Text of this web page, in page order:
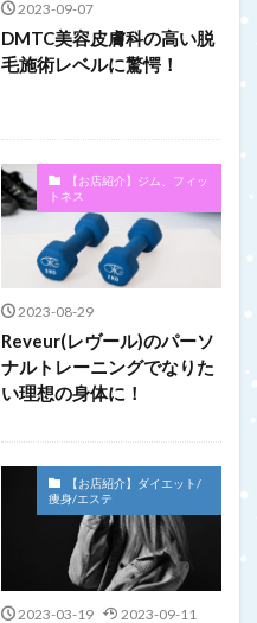
2023-09-07
DMTC美容皮膚科の高い脱
毛施術レベルに驚愕！
【お店紹介】ジム、フィッ
トネス
2023-08-29
Reveur(レヴール)のパーソ
ナルトレーニングでなりた
い理想の身体に！
【お店紹介】ダイエット/
痩身/エステ
2023-03-19 2023-09-11